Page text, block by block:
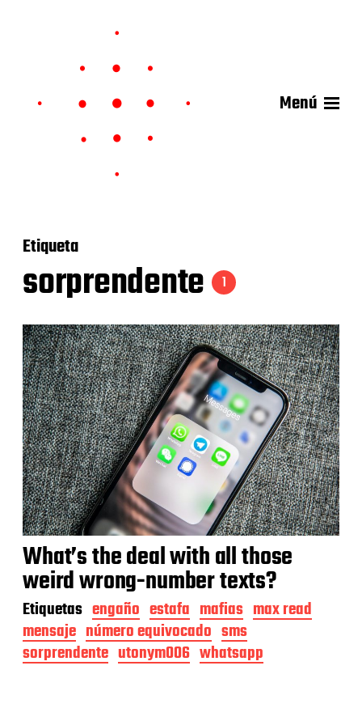
Menú
Etiqueta
sorprendente 1
What’s the deal with all those
weird wrong-number texts?
Etiquetas engaño estafa mafias max read
mensaje número equivocado sms
sorprendente utonym006 whatsapp